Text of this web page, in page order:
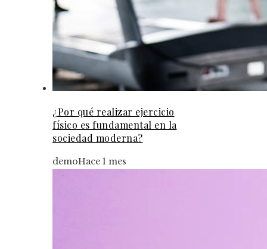
¿Por qué realizar ejercicio
físico es fundamental en la
sociedad moderna?
demoHace 1 mes